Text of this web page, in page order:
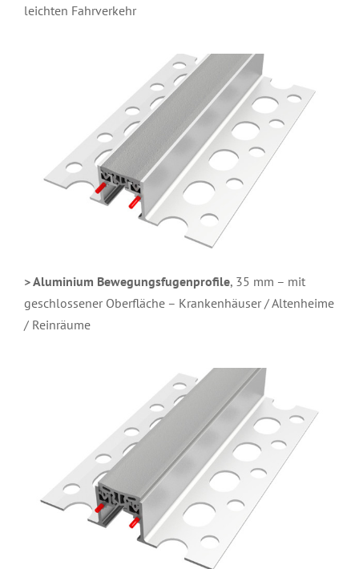
leichten Fahrverkehr
> Aluminium Bewegungsfugenprofile, 35 mm – mit
geschlossener Oberfläche – Krankenhäuser / Altenheime
/ Reinräume